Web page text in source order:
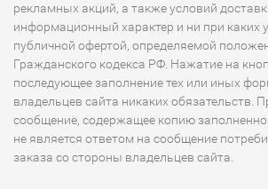
рекламных акций, а также условий
информационный характер и ни при каких
публичной офертой, определяемой
Гражданского кодекса РФ. Нажатие на
последующее заполнение тех или иных
владельцев сайта никаких обязательств.
сообщение, содержащее копию
не является ответом на сообщение
заказа со стороны владельцев сайта.